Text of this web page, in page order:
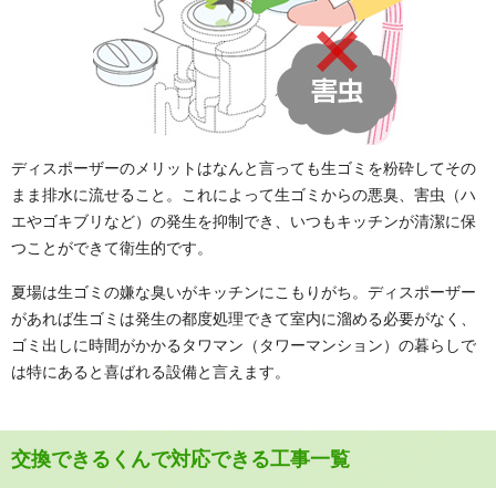
ディスポーザーのメリットはなんと言っても生ゴミを粉砕してその
まま排水に流せること。これによって生ゴミからの悪臭、害虫（ハ
エやゴキブリなど）の発生を抑制でき、いつもキッチンが清潔に保
つことができて衛生的です。
夏場は生ゴミの嫌な臭いがキッチンにこもりがち。ディスポーザー
があれば生ゴミは発生の都度処理できて室内に溜める必要がなく、
ゴミ出しに時間がかかるタワマン（タワーマンション）の暮らしで
は特にあると喜ばれる設備と言えます。
交換できるくんで対応できる工事一覧